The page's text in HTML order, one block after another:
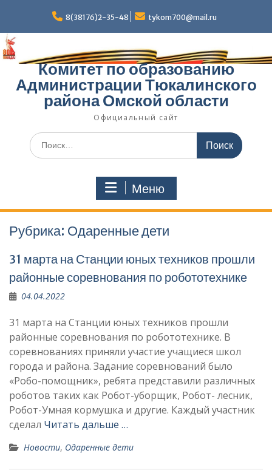
содержимому
8(38176)2-35-48 tykom700@mail.ru
Комитет по образованию
Администрации Тюкалинского
района Омской области
Официальный сайт
Поиск
по:
Меню
Рубрика: Одаренные дети
31 марта на Станции юных техников прошли
районные соревнования по робототехнике
04.04.2022
31 марта на Станции юных техников прошли
районные соревнования по робототехнике. В
соревнованиях приняли участие учащиеся школ
города и района. Задание соревнований было
«Робо-помощник», ребята представили различных
роботов таких как Робот-уборщик, Робот- лесник,
Робот-Умная кормушка и другие. Каждый участник
сделал Читать дальше …
Новости, Одаренные дети